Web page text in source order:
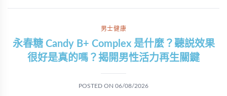
男士健康
永春糖 Candy B+ Complex 是什麼？聽説效果
很好是真的嗎？揭開男性活力再生關鍵
POSTED ON 06/08/2026